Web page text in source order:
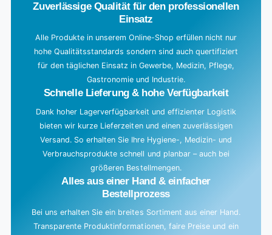
Zuverlässige Qualität für den professionellen
Einsatz
Alle Produkte in unserem Online-Shop erfüllen nicht nur
hohe Qualitätsstandards sondern sind auch quertifiziert
für den täglichen Einsatz in Gewerbe, Medizin, Pflege,
Gastronomie und Industrie.
Schnelle Lieferung & hohe Verfügbarkeit
Dank hoher Lagerverfügbarkeit und effizienter Logistik
bieten wir kurze Lieferzeiten und einen zuverlässigen
Versand. So erhalten Sie Ihre Hygiene-, Medizin- und
Verbrauchsprodukte schnell und planbar – auch bei
größeren Bestellmengen.
Alles aus einer Hand & einfacher
Bestellprozess
Bei uns erhalten Sie ein breites Sortiment aus einer Hand.
Transparente Produktinformationen, faire Preise und ein